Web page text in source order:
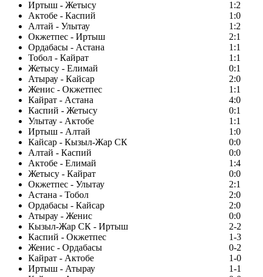
Иртыш - Жетысу
1:2
Актобе - Каспий
1:0
Алтай - Улытау
1:2
Окжетпес - Иртыш
2:1
Ордабасы - Астана
1:1
Тобол - Кайрат
1:1
Жетысу - Елимай
0:1
Атырау - Кайсар
2:0
Женис - Окжетпес
1:1
Кайрат - Астана
4:0
Каспий - Жетысу
0:1
Улытау - Актобе
1:1
Иртыш - Алтай
1:0
Кайсар - Кызыл-Жар СК
0:0
Алтай - Каспий
0:0
Актобе - Елимай
1:4
Жетысу - Кайрат
0:0
Окжетпес - Улытау
2:1
Астана - Тобол
2:0
Ордабасы - Кайсар
2:0
Атырау - Женис
0:0
Кызыл-Жар СК - Иртыш
2-2
Каспий - Окжетпес
1-3
Женис - Ордабасы
0-2
Кайрат - Актобе
1-0
Иртыш - Атырау
1-1